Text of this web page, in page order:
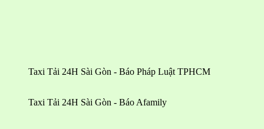
Taxi Tải 24H Sài Gòn - Báo Pháp Luật TPHCM
Taxi Tải 24H Sài Gòn - Báo Afamily